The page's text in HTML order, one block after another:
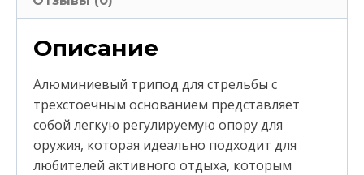
Описание
Алюминиевый трипод для стрельбы с
трехстоечным основанием представляет
собой легкую регулируемую опору для
оружия, которая идеально подходит для
любителей активного отдыха, которым